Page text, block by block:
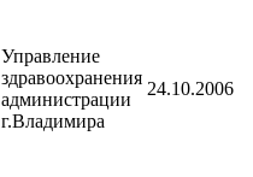
Управление
здравоохранения
администрации
г.Владимира
24.10.2006